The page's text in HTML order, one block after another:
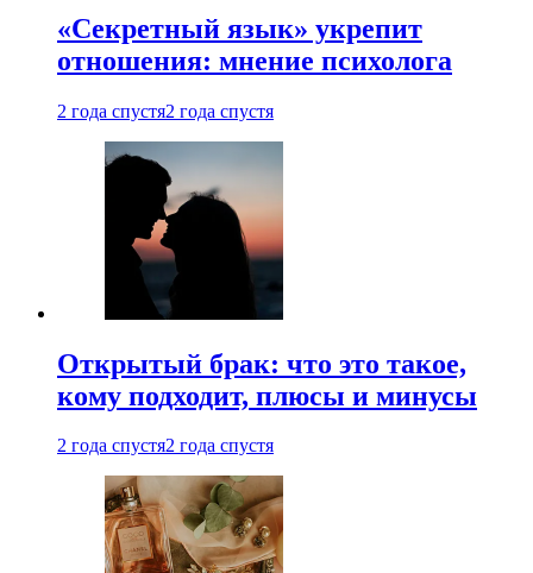
«Секретный язык» укрепит
отношения: мнение психолога
2 года спустя2 года спустя
Открытый брак: что это такое,
кому подходит, плюсы и минусы
2 года спустя2 года спустя